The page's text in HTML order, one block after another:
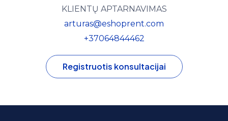
KLIENTŲ APTARNAVIMAS
arturas@eshoprent.com
+37064844462
Registruotis konsultacijai